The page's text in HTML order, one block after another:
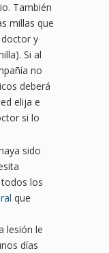
También
millas que
y
Si al
no
deberá
elija e
si lo
sido
los
que
lesión le
días